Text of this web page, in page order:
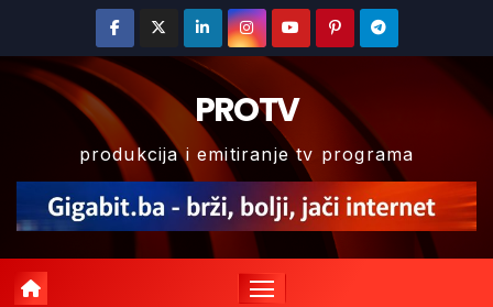
content
PROTV
produkcija i emitiranje tv programa